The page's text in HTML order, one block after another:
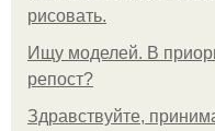
рисовать.
Ищу моделей. В
репост?
Здравствуйте,